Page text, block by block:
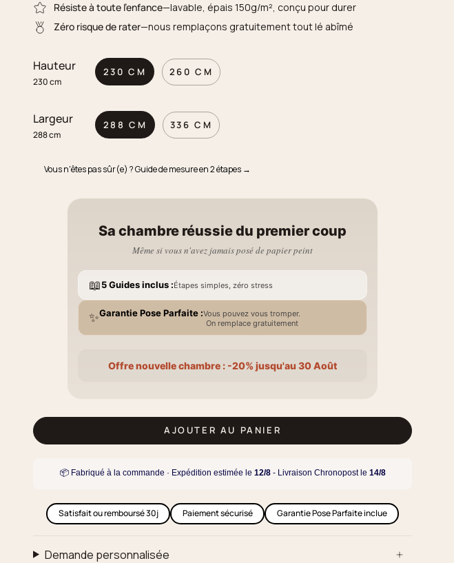
Résiste à toute l'enfance—lavable, épais 150g/m², conçu pour durer
Zéro risque de rater—nous remplaçons gratuitement tout lé abîmé
Hauteur
230 cm
230 CM 260 CM
Largeur
288 cm
288 CM 336 CM
Vous n'êtes pas sûr(e) ? Guide de mesure en 2 étapes →
Sa chambre réussie du premier coup
Même si vous n'avez jamais posé de papier peint
📖5 Guides inclus :Étapes simples, zéro stress
✨Garantie Pose Parfaite :Vous pouvez vous tromper.
On remplace gratuitement
Offre nouvelle chambre : -20% jusqu'au 30 Août
AJOUTER AU PANIER
📦 Fabriqué à la commande · Expédition estimée le 12/8- Livraison Chronopost le 14/8
Satisfait ou remboursé 30j Paiement sécurisé Garantie Pose Parfaite inclue
Demande personnalisée